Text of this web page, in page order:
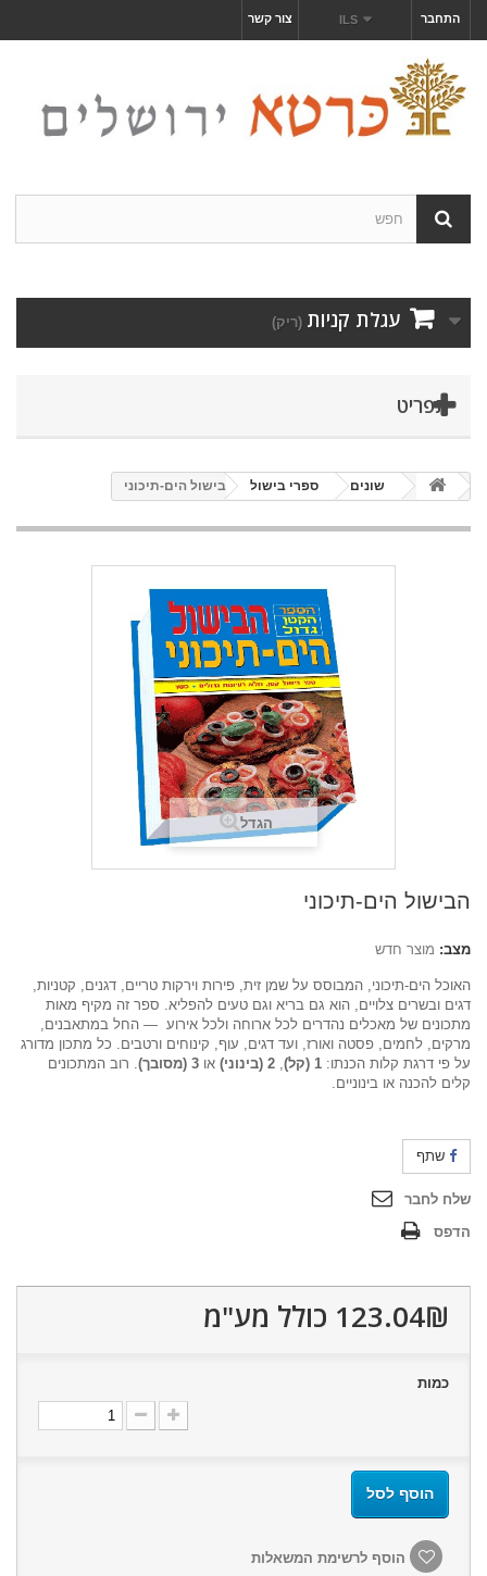
התחבר ILS צור קשר
עגלת קניות (ריק)
תפריט
שונים ספרי בישול הבישול הים-תיכוני
הגדל
הבישול הים-תיכוני
מצב: מוצר חדש
האוכל הים-תיכוני, המבוסס על שמן זית, פירות וירקות טריים, דגנים, קטניות,
דגים ובשרים צלויים, הוא גם בריא וגם טעים להפליא. ספר זה מקיף מאות
מתכונים של מאכלים נהדרים לכל ארוחה ולכל אירוע — החל במתאבנים,
מרקים, לחמים, פסטה ואורז, ועד דגים, עוף, קינוחים ורטבים. כל מתכון מדורג
על פי דרגת קלות הכנתו: 1 (קל) , 2 (בינוני) או 3 (מסובך)
. רוב המתכונים
קלים להכנה או בינוניים.
שתף
שלח לחבר
הדפס
123.04₪‎ כולל מע"מ
כמות
הוסף לסל
הוסף לרשימת המשאלות